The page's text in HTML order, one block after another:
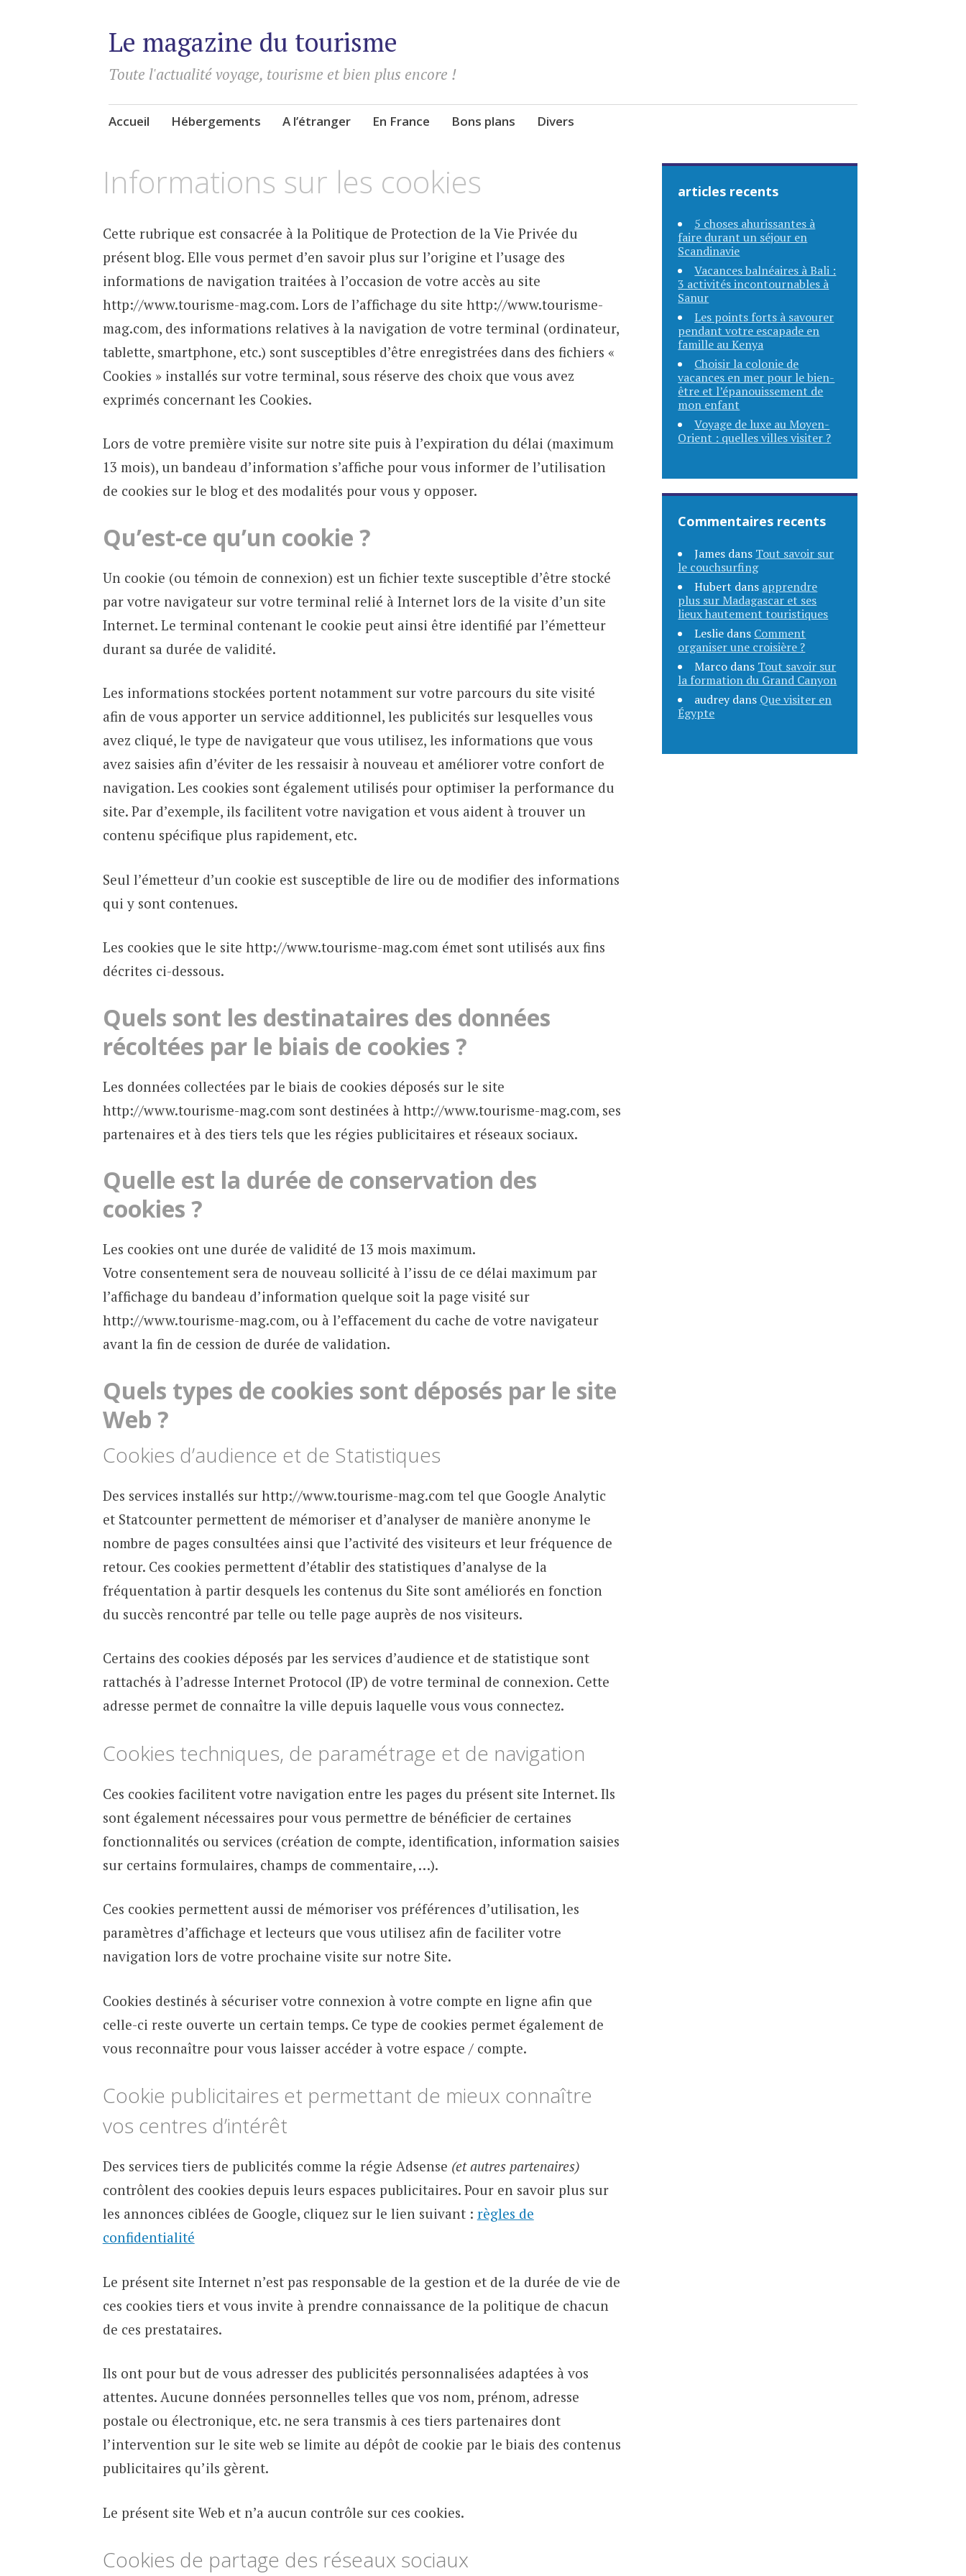
Le magazine du tourisme
Toute l'actualité voyage, tourisme et bien plus encore !
Aller
principal
Accueil Hébergements A l’étranger En France Bons plans Divers
Informations sur les cookies
Cette rubrique est consacrée à la Politique de Protection de la Vie Privée du
présent blog. Elle vous permet d’en savoir plus sur l’origine et l’usage des
informations de navigation traitées à l’occasion de votre accès au site
http://www.tourisme-mag.com. Lors de l’affichage du site http://www.tourisme-
mag.com, des informations relatives à la navigation de votre terminal (ordinateur,
tablette, smartphone, etc.) sont susceptibles d’être enregistrées dans des fichiers «
Cookies » installés sur votre terminal, sous réserve des choix que vous avez
exprimés concernant les Cookies.
Lors de votre première visite sur notre site puis à l’expiration du délai (maximum
13 mois), un bandeau d’information s’affiche pour vous informer de l’utilisation
de cookies sur le blog et des modalités pour vous y opposer.
Qu’est-ce qu’un cookie ?
Un cookie (ou témoin de connexion) est un fichier texte susceptible d’être stocké
par votre navigateur sur votre terminal relié à Internet lors de la visite d’un site
Internet. Le terminal contenant le cookie peut ainsi être identifié par l’émetteur
durant sa durée de validité.
Les informations stockées portent notamment sur votre parcours du site visité
afin de vous apporter un service additionnel, les publicités sur lesquelles vous
avez cliqué, le type de navigateur que vous utilisez, les informations que vous
avez saisies afin d’éviter de les ressaisir à nouveau et améliorer votre confort de
navigation. Les cookies sont également utilisés pour optimiser la performance du
site. Par d’exemple, ils facilitent votre navigation et vous aident à trouver un
contenu spécifique plus rapidement, etc.
Seul l’émetteur d’un cookie est susceptible de lire ou de modifier des informations
qui y sont contenues.
Les cookies que le site http://www.tourisme-mag.com émet sont utilisés aux fins
décrites ci-dessous.
Quels sont les destinataires des données
récoltées par le biais de cookies ?
Les données collectées par le biais de cookies déposés sur le site
http://www.tourisme-mag.com sont destinées à http://www.tourisme-mag.com, ses
partenaires et à des tiers tels que les régies publicitaires et réseaux sociaux.
Quelle est la durée de conservation des
cookies ?
Les cookies ont une durée de validité de 13 mois maximum.
Votre consentement sera de nouveau sollicité à l’issu de ce délai maximum par
l’affichage du bandeau d’information quelque soit la page visité sur
http://www.tourisme-mag.com, ou à l’effacement du cache de votre navigateur
avant la fin de cession de durée de validation.
Quels types de cookies sont déposés par le site
Web ?
Cookies d’audience et de Statistiques
Des services installés sur http://www.tourisme-mag.com tel que Google Analytic
et Statcounter permettent de mémoriser et d’analyser de manière anonyme le
nombre de pages consultées ainsi que l’activité des visiteurs et leur fréquence de
retour. Ces cookies permettent d’établir des statistiques d’analyse de la
fréquentation à partir desquels les contenus du Site sont améliorés en fonction
du succès rencontré par telle ou telle page auprès de nos visiteurs.
Certains des cookies déposés par les services d’audience et de statistique sont
rattachés à l’adresse Internet Protocol (IP) de votre terminal de connexion. Cette
adresse permet de connaître la ville depuis laquelle vous vous connectez.
Cookies techniques, de paramétrage et de navigation
Ces cookies facilitent votre navigation entre les pages du présent site Internet. Ils
sont également nécessaires pour vous permettre de bénéficier de certaines
fonctionnalités ou services (création de compte, identification, information saisies
sur certains formulaires, champs de commentaire, …).
Ces cookies permettent aussi de mémoriser vos préférences d’utilisation, les
paramètres d’affichage et lecteurs que vous utilisez afin de faciliter votre
navigation lors de votre prochaine visite sur notre Site.
Cookies destinés à sécuriser votre connexion à votre compte en ligne afin que
celle-ci reste ouverte un certain temps. Ce type de cookies permet également de
vous reconnaître pour vous laisser accéder à votre espace / compte.
Cookie publicitaires et permettant de mieux connaître
vos centres d’intérêt
Des services tiers de publicités comme la régie Adsense (et autres partenaires)
contrôlent des cookies depuis leurs espaces publicitaires. Pour en savoir plus sur
les annonces ciblées de Google, cliquez sur le lien suivant : règles de
confidentialité
Le présent site Internet n’est pas responsable de la gestion et de la durée de vie de
ces cookies tiers et vous invite à prendre connaissance de la politique de chacun
de ces prestataires.
Ils ont pour but de vous adresser des publicités personnalisées adaptées à vos
attentes. Aucune données personnelles telles que vos nom, prénom, adresse
postale ou électronique, etc. ne sera transmis à ces tiers partenaires dont
l’intervention sur le site web se limite au dépôt de cookie par le biais des contenus
publicitaires qu’ils gèrent.
Le présent site Web et n’a aucun contrôle sur ces cookies.
Cookies de partage des réseaux sociaux
articles recents
5 choses ahurissantes à
faire durant un séjour en
Scandinavie
Vacances balnéaires à Bali :
3 activités incontournables à
Sanur
Les points forts à savourer
pendant votre escapade en
famille au Kenya
Choisir la colonie de
vacances en mer pour le bien-
être et l’épanouissement de
mon enfant
Voyage de luxe au Moyen-
Orient : quelles villes visiter ?
Commentaires recents
James dans Tout savoir sur
le couchsurfing
Hubert dans apprendre
plus sur Madagascar et ses
lieux hautement touristiques
Leslie dans Comment
organiser une croisière ?
Marco dans Tout savoir sur
la formation du Grand Canyon
audreydans Que visiter en
Égypte